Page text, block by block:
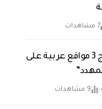
7 مشاهدات
“اليونسكو” تدرج 3 مواقع عربية على
9 مشاهدات